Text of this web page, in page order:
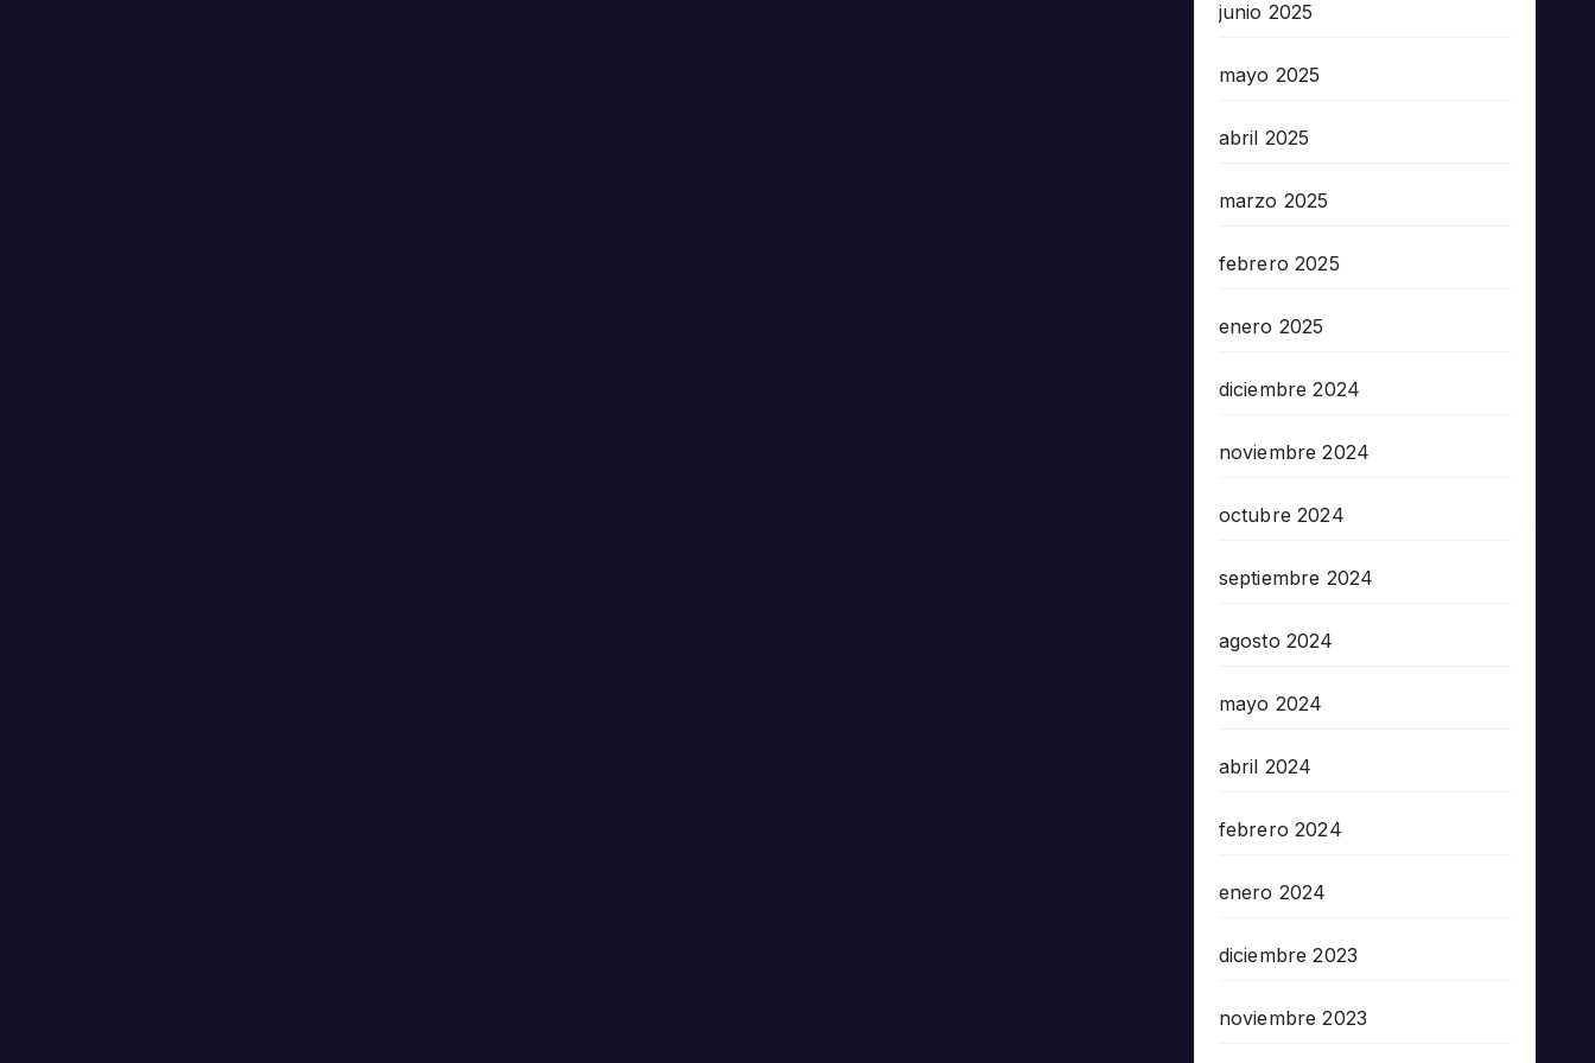
junio 2025
mayo 2025
abril 2025
marzo 2025
febrero 2025
enero 2025
diciembre 2024
noviembre 2024
octubre 2024
septiembre 2024
agosto 2024
mayo 2024
abril 2024
febrero 2024
enero 2024
diciembre 2023
noviembre 2023